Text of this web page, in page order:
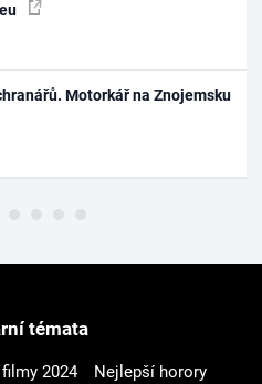
Motorkář na Znojemsku
témata
2024
Nejlepší horory